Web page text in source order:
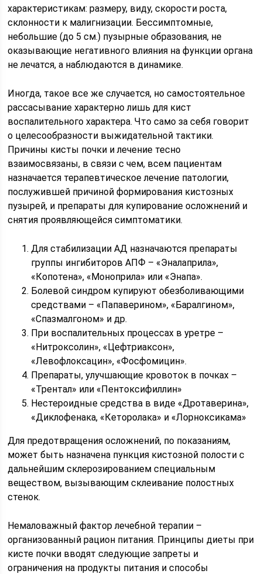
характеристикам: размеру, виду, скорости роста,
склонности к малигнизации. Бессимптомные,
небольшие (до 5 см.) пузырные образования, не
оказывающие негативного влияния на функции органа
не лечатся, а наблюдаются в динамике.
Иногда, такое все же случается, но самостоятельное
рассасывание характерно лишь для кист
воспалительного характера. Что само за себя говорит
о целесообразности выжидательной тактики.
Причины кисты почки и лечение тесно
взаимосвязаны, в связи с чем, всем пациентам
назначается терапевтическое лечение патологии,
послужившей причиной формирования кистозных
пузырей, и препараты для купирование осложнений и
снятия проявляющейся симптоматики.
Для стабилизации АД назначаются препараты
группы ингибиторов АПФ – «Эналаприла»,
«Копотена», «Моноприла» или «Энапа».
Болевой синдром купируют обезболивающими
средствами – «Папаверином», «Баралгином»,
«Спазмалгоном» и др.
При воспалительных процессах в уретре –
«Нитроксолин», «Цефтриаксон»,
«Левофлоксацин», «Фосфомицин».
Препараты, улучшающие кровоток в почках –
«Трентал» или «Пентоксифиллин»
Нестероидные средства в виде «Дротаверина»,
«Диклофенака, «Кеторолака» и «Лорноксикама»
Для предотвращения осложнений, по показаниям,
может быть назначена пункция кистозной полости с
дальнейшим склерозированием специальным
веществом, вызывающим склеивание полостных
стенок.
Немаловажный фактор лечебной терапии –
организованный рацион питания. Принципы диеты при
кисте почки вводят следующие запреты и
ограничения на продукты питания и способы